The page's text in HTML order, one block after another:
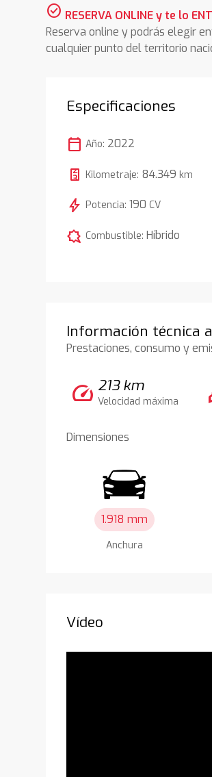
check_circle RESERVA ONLINE y te lo
Reserva online y podrás elegir
cualquier punto del territorio
Especificaciones
calendar_today Año: 2022
Kilometraje: 84.349 km
bolt Potencia:190 CV
comic_bubble Combustible:Híbrido
Información técnica
Prestaciones, consumo y
speed 213 km
Velocidad máxima
Dimensiones
1.918 mm
Anchura
Vídeo